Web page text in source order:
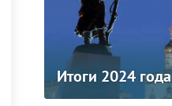
Итоги 2024 года